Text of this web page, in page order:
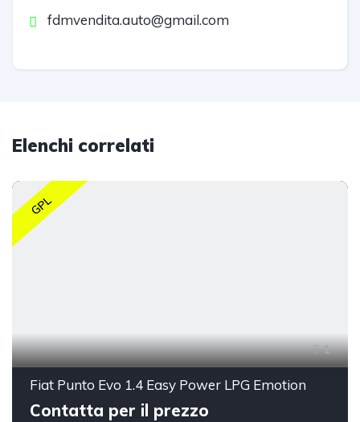
fdmvendita.auto@gmail.com
Elenchi correlati
GPL
1
Fiat Punto Evo 1.4 Easy Power LPG Emotion
Contatta per il prezzo